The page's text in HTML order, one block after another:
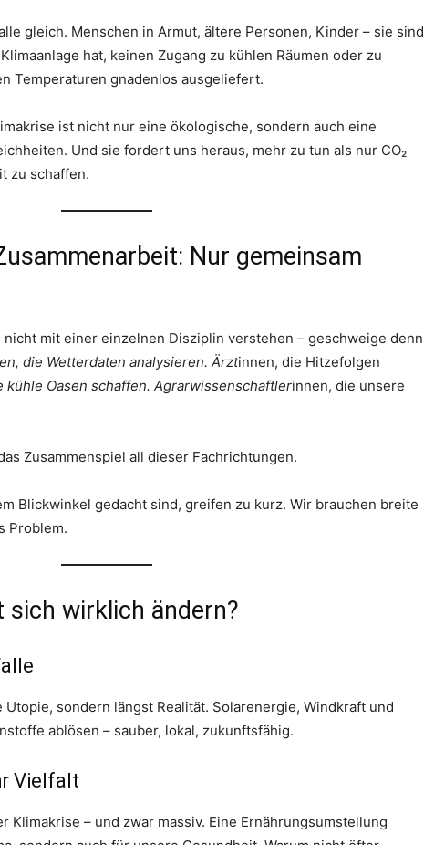
gleich. Menschen in Armut, ältere Personen, Kinder – sie sind
hat, keinen Zugang zu kühlen Räumen oder zu
Temperaturen gnadenlos ausgeliefert.
ist nicht nur eine ökologische, sondern auch eine
Und sie fordert uns heraus, mehr zu tun als nur CO₂
zu schaffen.
Nur gemeinsam
mit einer einzelnen Disziplin verstehen – geschweige denn
die Wetterdaten analysieren. Ärztinnen, die Hitzefolgen
kühle Oasen schaffen. Agrarwissenschaftlerinnen, die unsere
Zusammenspiel all dieser Fachrichtungen.
Blickwinkel gedacht sind, greifen zu kurz. Wir brauchen breite
Problem.
sich wirklich ändern?
sondern längst Realität. Solarenergie, Windkraft und
ablösen – sauber, lokal, zukunftsfähig.
Vielfalt
Klimakrise – und zwar massiv. Eine Ernährungsumstellung